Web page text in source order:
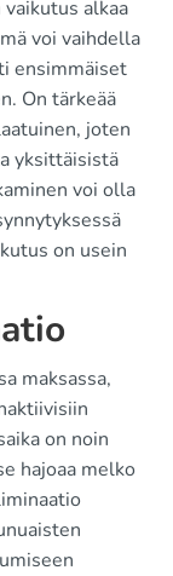
alkaa
voi vaihdella
ensimmäiset
On tärkeää
joten
yksittäisistä
voi olla
on usein
maksassa,
on noin
hajoaa melko